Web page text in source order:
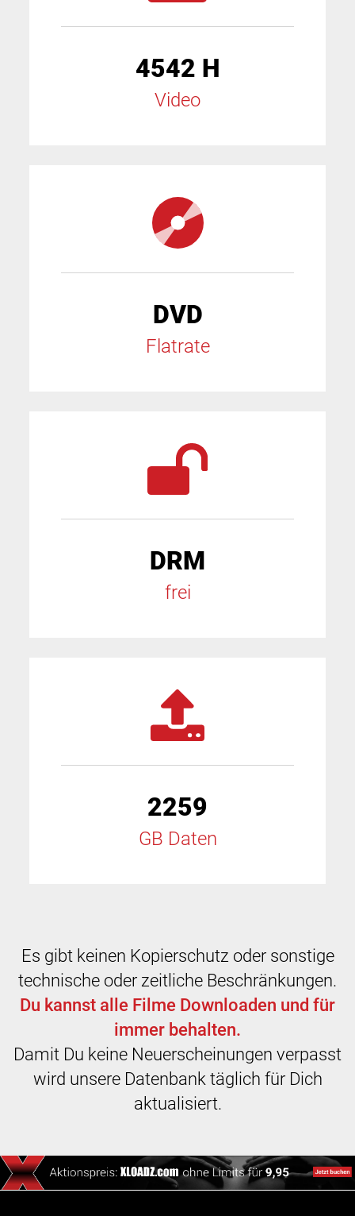
4542 H
Video
DVD
Flatrate
DRM
frei
2259
GB Daten
Es gibt keinen Kopierschutz oder sonstige
technische oder zeitliche Beschränkungen.
Du kannst alle Filme Downloaden und für
immer behalten.
Damit Du keine Neuerscheinungen verpasst
wird unsere Datenbank täglich für Dich
aktualisiert.